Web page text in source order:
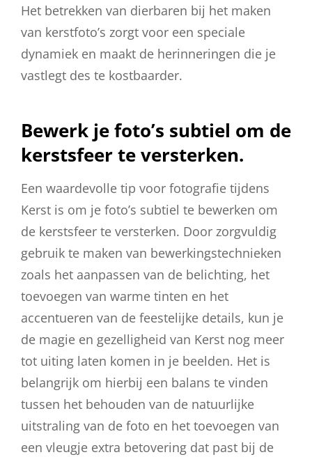
Het betrekken van dierbaren bij het maken
van kerstfoto’s zorgt voor een speciale
dynamiek en maakt de herinneringen die je
vastlegt des te kostbaarder.
Bewerk je foto’s subtiel om de
kerstsfeer te versterken.
Een waardevolle tip voor fotografie tijdens
Kerst is om je foto’s subtiel te bewerken om
de kerstsfeer te versterken. Door zorgvuldig
gebruik te maken van bewerkingstechnieken
zoals het aanpassen van de belichting, het
toevoegen van warme tinten en het
accentueren van de feestelijke details, kun je
de magie en gezelligheid van Kerst nog meer
tot uiting laten komen in je beelden. Het is
belangrijk om hierbij een balans te vinden
tussen het behouden van de natuurlijke
uitstraling van de foto en het toevoegen van
een vleugje extra betovering dat past bij de